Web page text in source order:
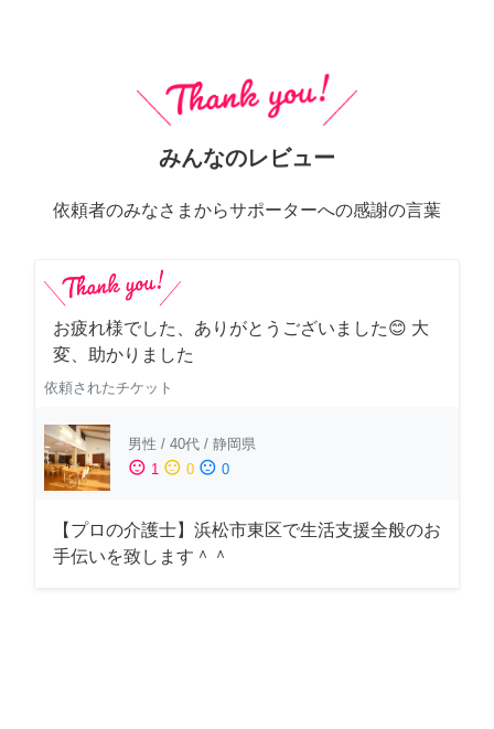
みんなのレビュー
依頼者のみなさまからサポーターへの感謝の言葉
お疲れ様でした、ありがとうございました😊 大
変、助かりました
依頼されたチケット
男性 / 40代 / 静岡県
sentiment_satisfied 1 sentiment_neutral 0 sentiment_dissatisfied 0
【プロの介護士】浜松市東区で生活支援全般のお
手伝いを致します＾＾